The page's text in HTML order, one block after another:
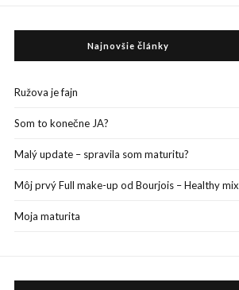
Najnovšie články
Ružova je fajn
Som to konečne JA?
Malý update – spravila som maturitu?
Môj prvý Full make-up od Bourjois – Healthy mix
Moja maturita